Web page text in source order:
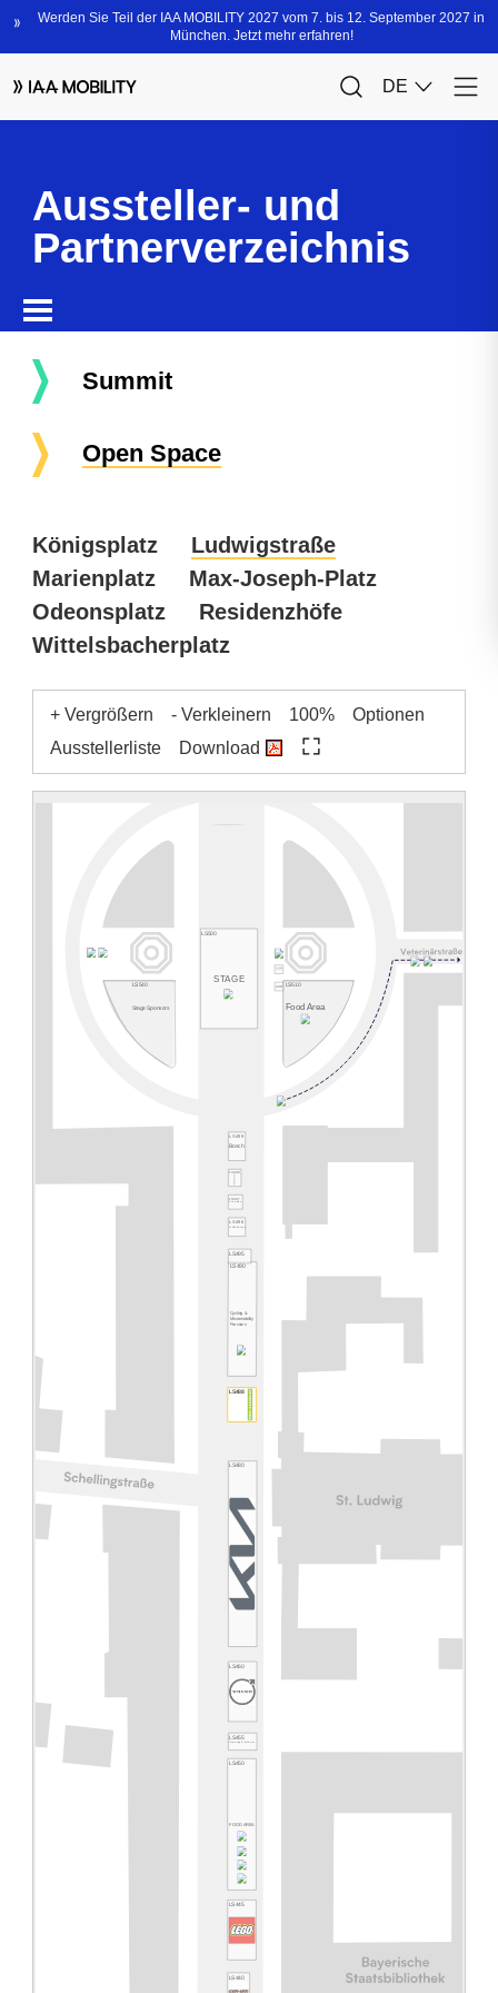
Aussteller- und
Partnerverzeichnis
Summit
Open Space
Königsplatz
Ludwigstraße
Marienplatz
Max-Joseph-Platz
Odeonsplatz
Residenzhöfe
Wittelsbacherplatz
+ Vergrößern - Verkleinern 100%
Optionen
Ausstellerliste
Download
LS440
LS445
LS450
FOOD AREA
LS455
Samsung Electronics
LS460
LS480
LS488
LS490
Cycling &
Micromobility
Parcours
LS495
LS496
JobRad® Loop
LS497
Schwalbe
LS498
LS499
Bosch
LS540
Stage Sponsors
LS510
Food Area
LS500
STAGE
ASB